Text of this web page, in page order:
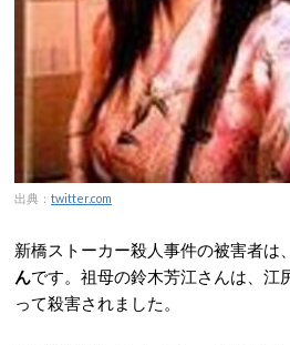
出典： twitter.com
新橋ストーカー殺人事件の被害者は、
んです。祖母の鈴木芳江さんは、江
って殺害されました。